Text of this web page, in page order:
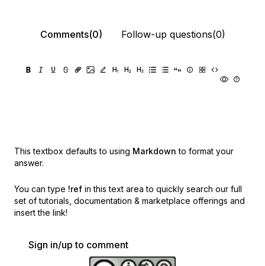
Comments(0) Follow-up questions(0)
This textbox defaults to using Markdown to format your
answer.
You can type !ref in this text area to quickly search our full
set of tutorials, documentation & marketplace offerings and
insert the link!
Sign in/up to comment